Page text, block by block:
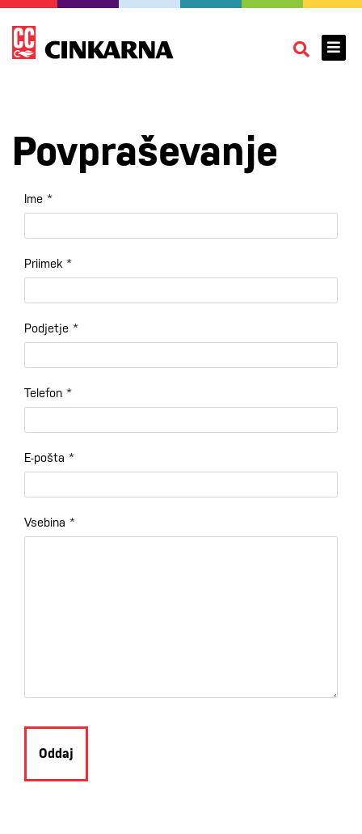
Povpraševanje
Ime *
Priimek *
Podjetje *
Telefon *
E-pošta *
Vsebina *
Oddaj